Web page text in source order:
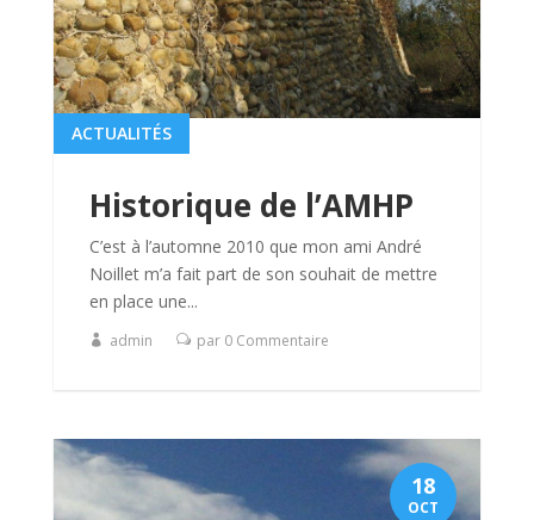
Historique de l’AMHP
ACTUALITÉS
C’est à l’automne 2010 que mon ami André
Noillet m’a fait part de son souhait de mettre
en place une...
admin par 0 Commentaire
18
OCT